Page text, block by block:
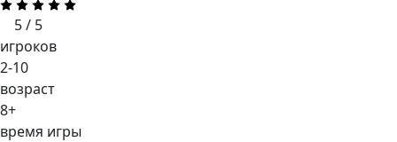
5 / 5
игроков
2-10
возраст
8+
время игры